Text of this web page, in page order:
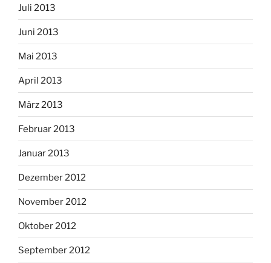
Juli 2013
Juni 2013
Mai 2013
April 2013
März 2013
Februar 2013
Januar 2013
Dezember 2012
November 2012
Oktober 2012
September 2012